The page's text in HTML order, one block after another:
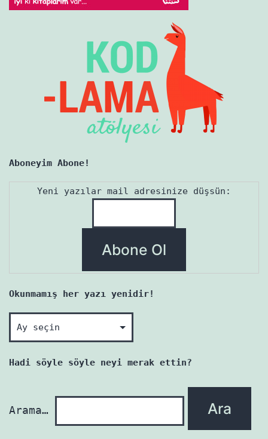
Aboneyim Abone!
Yeni yazılar mail adresinize düşsün:
Okunmamış her yazı yenidir!
Okunmamış
her
yazı
Hadi söyle söyle neyi merak ettin?
Arama…